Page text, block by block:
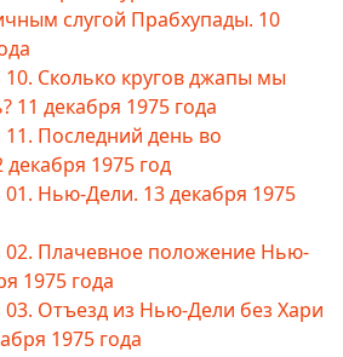
слугой Прабхупады. 10
10. Сколько кругов джапы мы
11 декабря 1975 года
11. Последний день во
1975 год
01. Нью-Дели. 13 декабря 1975
02. Плачевное положение Нью-
1975 года
03. Отъезд из Нью-Дели без Хари
1975 года